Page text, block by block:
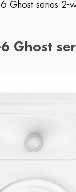
6 Ghost series 2-
6 Ghost